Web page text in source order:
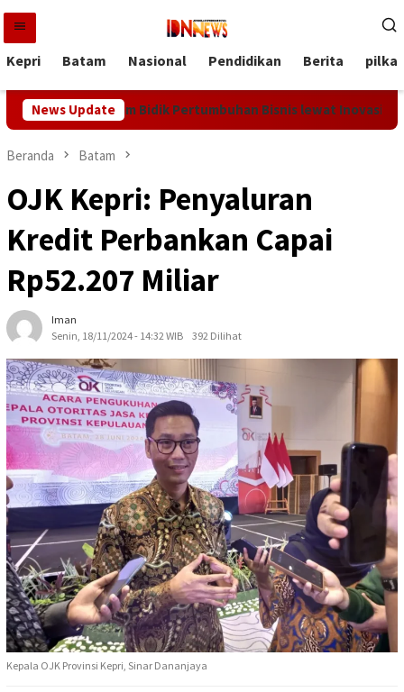
Loncat
konten
Kepri Batam Nasional Pendidikan Berita
News Update
Bay Batam Bidik Pertumbuhan Bisnis lewat Inovasi dan Promo
Beranda Batam
OJK Kepri: Penyaluran
Kredit Perbankan Capai
Rp52.207 Miliar
Iman
Senin, 18/11/2024 - 14:32 WIB
392 Dilihat
Kepala OJK Provinsi Kepri, Sinar Dananjaya